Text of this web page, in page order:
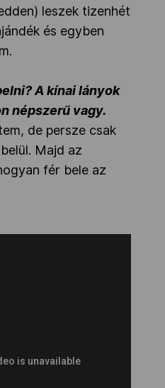
leszek tizenhét
és egyben
A kínai lányok
népszerű vagy.
de persze csak
Majd az
fér bele az